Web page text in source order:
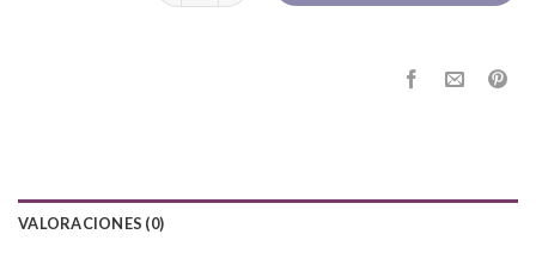
VALORACIONES (0)